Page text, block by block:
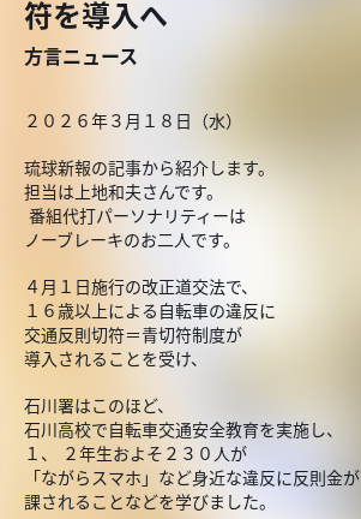
符を導入へ
方言ニュース
２０２６年３月１８日（水）
琉球新報の記事から紹介します。
担当は上地和夫さんです。
番組代打パーソナリティーは
ノーブレーキのお二人です。
４月１日施行の改正道交法で、
１６歳以上による自転車の違反に
交通反則切符＝青切符制度が
導入されることを受け、
石川署はこのほど、
石川高校で自転車交通安全教育を実施し、
１、 ２年生およそ２３０人が
「ながらスマホ」など身近な違反に反則金が
課されることなどを学びました。